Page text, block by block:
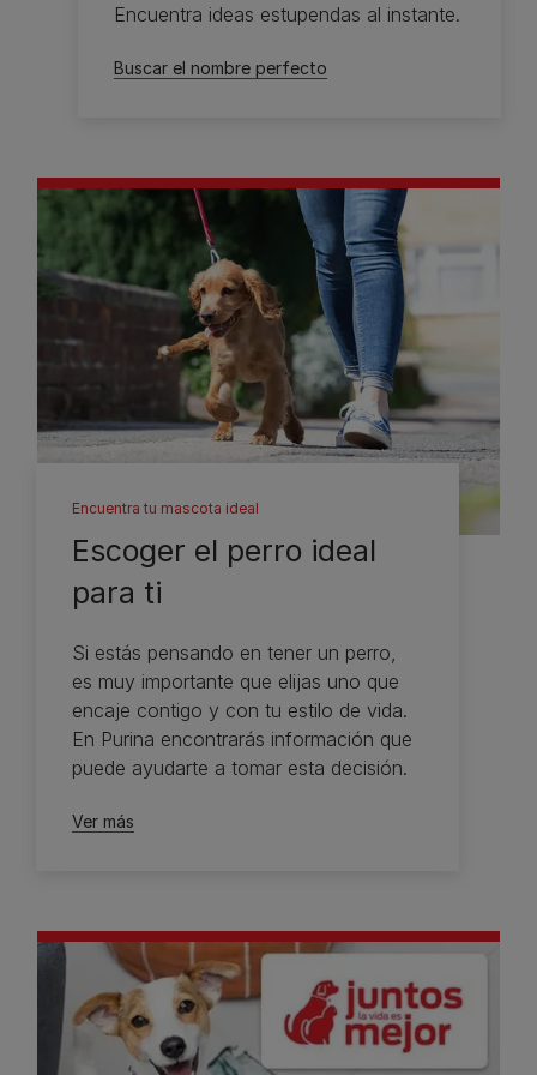
Encuentra ideas estupendas al instante.
Buscar el nombre perfecto
Encuentra tu mascota ideal
Escoger el perro ideal
para ti
Si estás pensando en tener un perro,
es muy importante que elijas uno que
encaje contigo y con tu estilo de vida.
En Purina encontrarás información que
puede ayudarte a tomar esta decisión.
Ver más